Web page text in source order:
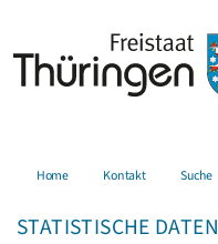
Home Kontakt Suche
STATISTISCHE DATEN